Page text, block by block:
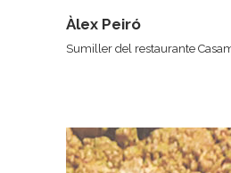
Àlex Peiró
Sumiller del restaurante